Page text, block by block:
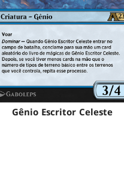
Gênio Escritor Celeste